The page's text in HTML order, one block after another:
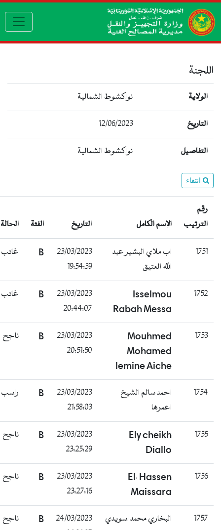
navigation
نواكشوط الشمالية
12/06/2023
نواكشوط الشمالية
الإسم الكامل الفئة الحالة
اب ملاي البشير عبد
23/03/2023
B غائب
Isselmou
Rabah Messa
23/03/2023
20:44:07
B غائب
Mouhmed
Mohamed
lemine Aiche
23/03/2023
B ناجح
احمد سالم الشيخ
23/03/2023
B راسب
Ely cheikh
23/03/2023
B ناجح
El. Hassen
Maissara
23/03/2023
B ناجح
البخاري محمد اسويدي
24/03/2023
B ناجح